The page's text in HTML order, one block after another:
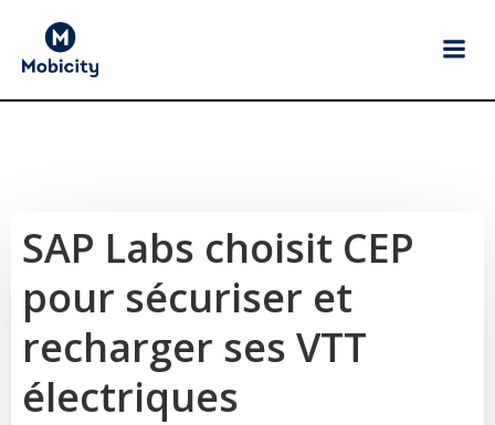
​SAP Labs choisit CEP
pour sécuriser et
recharger ses VTT
électriques